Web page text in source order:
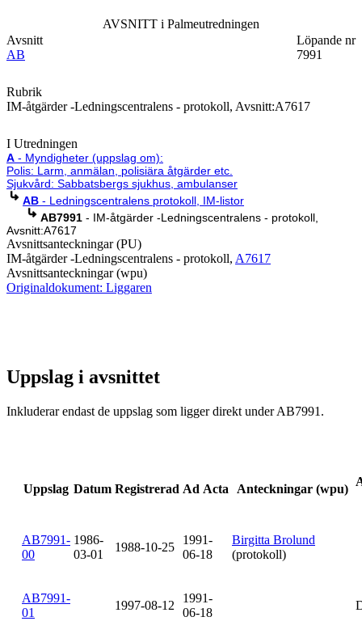
AVSNITT i Palmeutredningen
Avsnitt
AB
Löpande nr
7991
Rubrik
IM-åtgärder -Ledningscentralens - protokoll, Avsnitt:A7617
I Utredningen
A - Myndigheter (uppslag om):
Polis: Larm, anmälan, polisiära åtgärder etc.
Sjukvård: Sabbatsbergs sjukhus, ambulanser
AB - Ledningscentralens protokoll, IM-listor
AB7991 - IM-åtgärder -Ledningscentralens - protokoll,
Avsnitt:A7617
Avsnittsanteckningar (PU)
IM-åtgärder -Ledningscentralens - protokoll, A7617
Avsnittsanteckningar (wpu)
Originaldokument: Liggaren
Uppslag i avsnittet
Inkluderar endast de uppslag som ligger direkt under AB7991.
Uppslag Datum Registrerad Ad Acta Anteckningar (wpu)
AB7991-
00
1986-
03-01
1988-10-25
1991-
06-18
Birgitta Brolund
(protokoll)
AB7991-
01
1997-08-12
1991-
06-18